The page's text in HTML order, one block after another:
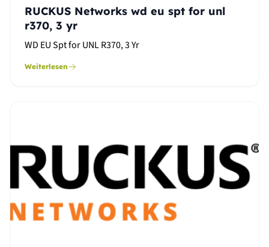
RUCKUS Networks wd eu spt for unl
r370, 3 yr
WD EU Spt for UNL R370, 3 Yr
Weiterlesen